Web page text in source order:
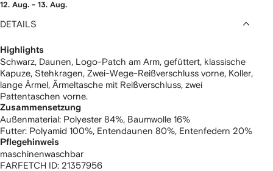
12. Aug. - 13. Aug.
DETAILS
Highlights
Schwarz, Daunen, Logo-Patch am Arm, gefüttert, klassische
Kapuze, Stehkragen, Zwei-Wege-Reißverschluss vorne, Koller,
lange Ärmel, Ärmeltasche mit Reißverschluss, zwei
Pattentaschen vorne.
Zusammensetzung
Außenmaterial: Polyester 84%, Baumwolle 16%
Futter: Polyamid 100%, Entendaunen 80%, Entenfedern 20%
Pflegehinweis
maschinenwaschbar
FARFETCH ID: 21357956